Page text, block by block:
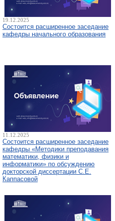
19.12.2025
Состоится расширенное заседание
кафедры начального образования
11.12.2025
Состоится расширенное заседание
кафедры «Методики преподавания
математики, физики и
информатики» по обсуждению
докторской диссертации С.Е.
Каппасовой